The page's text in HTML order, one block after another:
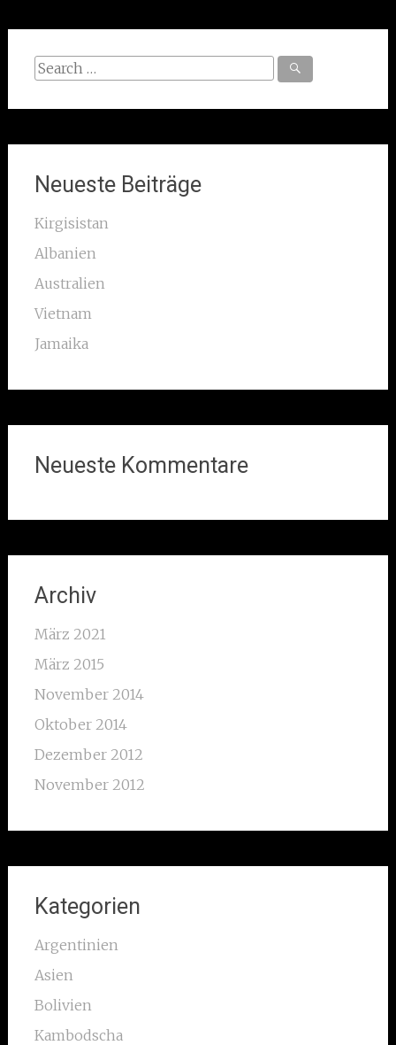
Search
Neueste Beiträge
Kirgisistan
Albanien
Australien
Vietnam
Jamaika
Neueste Kommentare
Archiv
März 2021
März 2015
November 2014
Oktober 2014
Dezember 2012
November 2012
Kategorien
Argentinien
Asien
Bolivien
Kambodscha